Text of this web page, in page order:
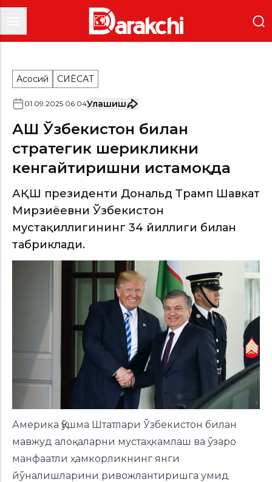
Асосий СИËСАТ
01.09.2025 06:04Улашиш
АҚШ Ўзбекистон билан
стратегик шерикликни
кенгайтиришни истамоқда
АҚШ президенти Дональд Трамп Шавкат
Мирзиёевни Ўзбекистон
мустақиллигининг 34 йиллиги билан
табриклади.
Америка Қўшма Штатлари Ўзбекистон билан
мавжуд алоқаларни мустаҳкамлаш ва ўзаро
манфаатли ҳамкорликнинг янги
йўналишларини ривожлантиришга умид